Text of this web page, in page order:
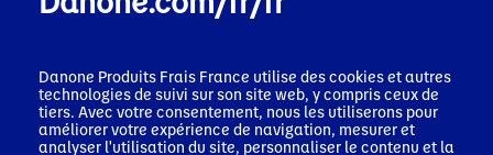
activités
Diplômée d’un master en administration d’entreprise de l’École
Supérieure de Commerce de Reims, Géraldine PICAUD a
débuté sa carrière en 1992 en tant qu’auditrice au sein d’Arthur
Andersen. En 1994, elle intègre le groupe français de chimie de
Danone Produits Frais France utilise des cookies et autres
technologies de suivi sur son site web, y compris ceux de
tiers. Avec votre consentement, nous les utiliserons pour
améliorer votre expérience de navigation, mesurer et
analyser l'utilisation du site, personnaliser le contenu et la